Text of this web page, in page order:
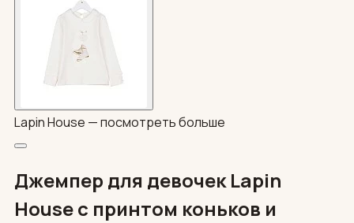
Lapin House —посмотреть больше
Джемпер для девочек Lapin
House с принтом коньков и